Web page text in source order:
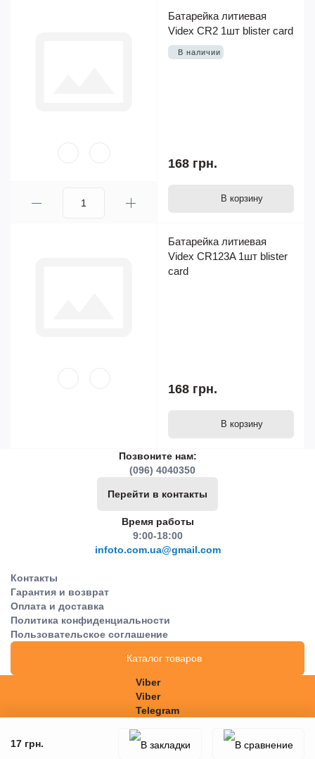
17 грн.
Батарейка литиевая
Videx CR2 1шт blister card
В наличии
168 грн.
В корзину
Батарейка литиевая
Videx CR123A 1шт blister
card
168 грн.
В корзину
Позвоните нам:
(096) 4040350
Перейти в контакты
Время работы
9:00-18:00
infoto.com.ua@gmail.com
Контакты
Гарантия и возврат
Оплата и доставка
Политика конфиденциальности
Пользовательское соглашение
Каталог товаров
Viber
Viber
Telegram